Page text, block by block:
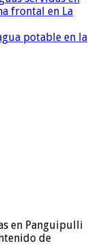
frontal en La
potable en la
en Panguipulli
de